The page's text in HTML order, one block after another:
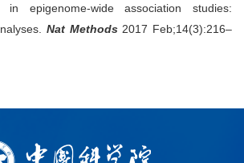
in epigenome-wide association studies:
Nat Methods2017 Feb;14(3):216–